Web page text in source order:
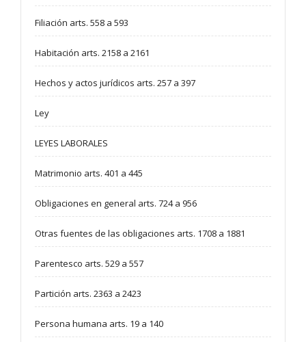
Filiación arts. 558 a 593
Habitación arts. 2158 a 2161
Hechos y actos jurídicos arts. 257 a 397
Ley
LEYES LABORALES
Matrimonio arts. 401 a 445
Obligaciones en general arts. 724 a 956
Otras fuentes de las obligaciones arts. 1708 a 1881
Parentesco arts. 529 a 557
Partición arts. 2363 a 2423
Persona humana arts. 19 a 140